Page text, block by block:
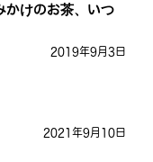
かけのお茶、いつ
2019年9月3日
2021年9月10日